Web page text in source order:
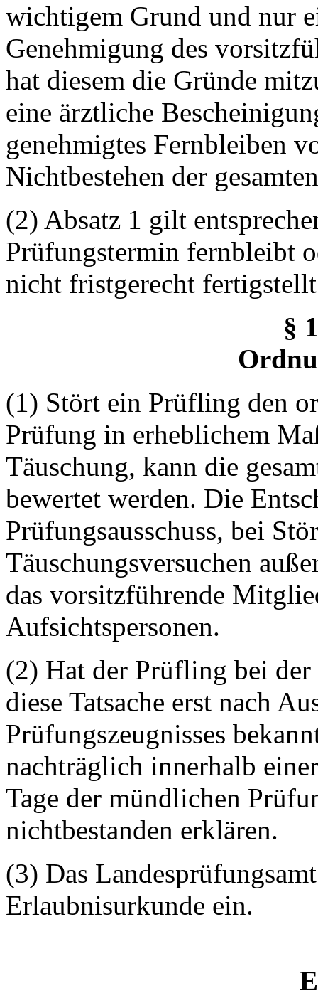
wichtigem Grund und nur
Genehmigung des
hat diesem die Gründe
eine ärztliche
genehmigtes Fernbleiben
Nichtbestehen der
(2) Absatz 1 gilt
Prüfungstermin fernbleibt
nicht fristgerecht
§
(1) Stört ein Prüfling den
Prüfung in erheblichem
Täuschung, kann die
bewertet werden. Die
Prüfungsausschuss, bei
Täuschungsversuchen
das vorsitzführende
Aufsichtspersonen.
(2) Hat der Prüfling bei
diese Tatsache erst nach
Prüfungszeugnisses
nachträglich innerhalb
Tage der mündlichen
nichtbestanden erklären.
(3) Das
Erlaubnisurkunde ein.